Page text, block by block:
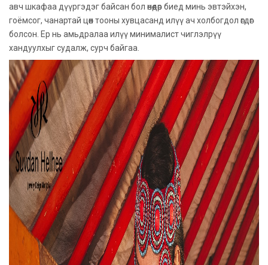
авч шкафаа дүүргэдэг байсан бол өнөөдөр биед минь эвтэйхэн,
гоёмсог, чанартай цөөн тооны хувцасанд илүү ач холбогдол өгдөг
болсон. Ер нь амьдралаа илүү минималист чиглэлрүү
хандуулхыг судалж, сурч байгаа.